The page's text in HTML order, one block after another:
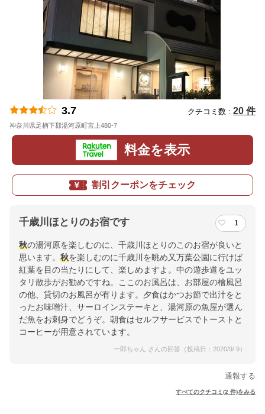
3.7 クチコミ数 : 20 件
神奈川県足柄下郡湯河原町宮上480-7
料金を表示
割引クーポンをチェック
千歳川ほとりのお宿です 1
秋の湯河原を楽しむのに、千歳川ほとりのこのお宿が良いと
思います。 秋を楽しむのに千歳川を眺め又万葉公園に行けば
紅葉を目の当たりにして、楽しめますよ。中の遊歩道をユッ
タリ散歩がお勧めですね。ここのお風呂は、お部屋の檜風呂
の他、貸切のお風呂が有ります。夕食はかつお節で出汁をと
ったお味噌汁、サーロインステーキと、湯河原の魚屋が選ん
だ魚をお刺身でどうぞ。朝食はセルフサービスでトーストと
コーヒーが用意されています。
一郎ちゃん さんの回答（投稿日：2020/9/ 9）
通報する
すべてのクチコミ(2 件)をみる